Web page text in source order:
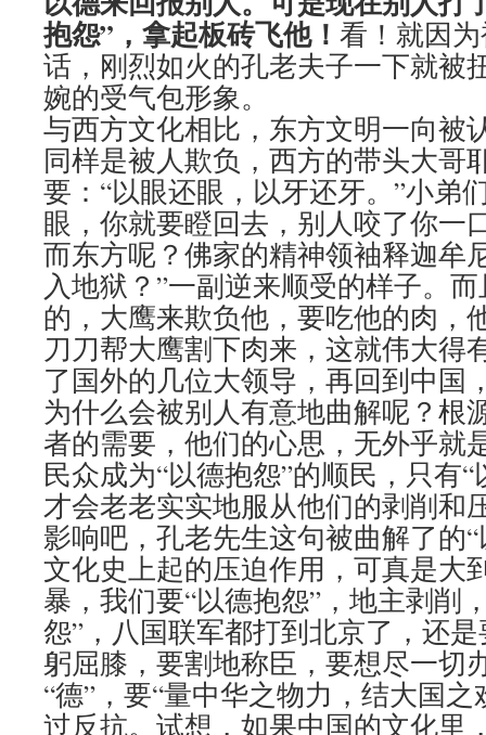
抱怨”，拿起板砖飞他！ 看！就因
话，刚烈如火的孔老夫子一下就被
婉的受气包形象。
与西方文化相比，东方文明一向被
同样是被人欺负，西方的带头大哥
要：“以眼还眼，以牙还牙。”小弟
眼，你就要瞪回去，别人咬了你一
而东方呢？佛家的精神领袖释迦牟
入地狱？”一副逆来顺受的样子。
的，大鹰来欺负他，要吃他的肉，
刀刀帮大鹰割下肉来，这就伟大得
了国外的几位大领导，再回到中国
为什么会被别人有意地曲解呢？根
者的需要，他们的心思，无外乎就
民众成为“以德抱怨”的顺民，只有
才会老老实实地服从他们的剥削和
影响吧，孔老先生这句被曲解了的
文化史上起的压迫作用，可真是大
暴，我们要“以德抱怨”，地主剥削
怨”，八国联军都打到北京了，还
躬屈膝，要割地称臣，要想尽一切
“德”，要“量中华之物力，结大国
过反抗。试想，如果中国的文化里